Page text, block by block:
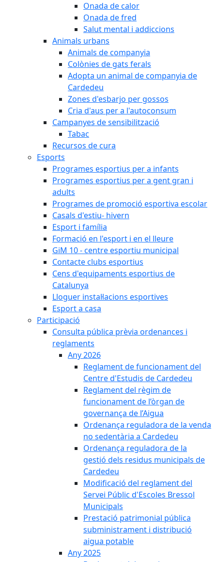
Onada de calor
Onada de fred
Salut mental i addiccions
Animals urbans
Animals de companyia
Colònies de gats ferals
Adopta un animal de companyia de
Cardedeu
Zones d'esbarjo per gossos
Cria d'aus per a l'autoconsum
Campanyes de sensibilització
Tabac
Recursos de cura
Esports
Programes esportius per a infants
Programes esportius per a gent gran i
adults
Programes de promoció esportiva escolar
Casals d'estiu- hivern
Esport i família
Formació en l'esport i en el lleure
GiM 10 - centre esportiu municipal
Contacte clubs esportius
Cens d'equipaments esportius de
Catalunya
Lloguer instal·lacions esportives
Esport a casa
Participació
Consulta pública prèvia ordenances i
reglaments
Any 2026
Reglament de funcionament del
Centre d'Estudis de Cardedeu
Reglament del règim de
funcionament de l’òrgan de
governança de l’Aigua
Ordenança reguladora de la venda
no sedentària a Cardedeu
Ordenança reguladora de la
gestió dels residus municipals de
Cardedeu
Modificació del reglament del
Servei Públic d'Escoles Bressol
Municipals
Prestació patrimonial pública
subministrament i distribució
aigua potable
Any 2025